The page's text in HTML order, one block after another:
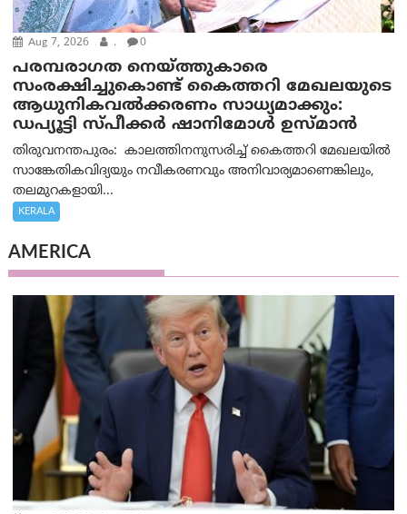
Aug 7, 2026 . 0
പരമ്പരാഗത നെയ്ത്തുകാരെ
സംരക്ഷിച്ചുകൊണ്ട് കൈത്തറി മേഖലയുടെ
ആധുനികവൽക്കരണം സാധ്യമാക്കും:
ഡപ്യൂട്ടി സ്പീക്കർ ഷാനിമോൾ ഉസ്മാൻ
തിരുവനന്തപുരം: കാലത്തിനനുസരിച്ച് കൈത്തറി മേഖലയിൽ
സാങ്കേതികവിദ്യയും നവീകരണവും അനിവാര്യമാണെങ്കിലും,
തലമുറകളായി...
KERALA
AMERICA